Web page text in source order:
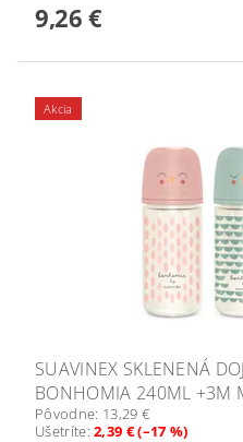
9,26 €
Akcia
SUAVINEX SKLENENÁ
BONHOMIA 240ML +3M
Pôvodne: 13,29 €
Ušetríte:2,39 € (–17 %)